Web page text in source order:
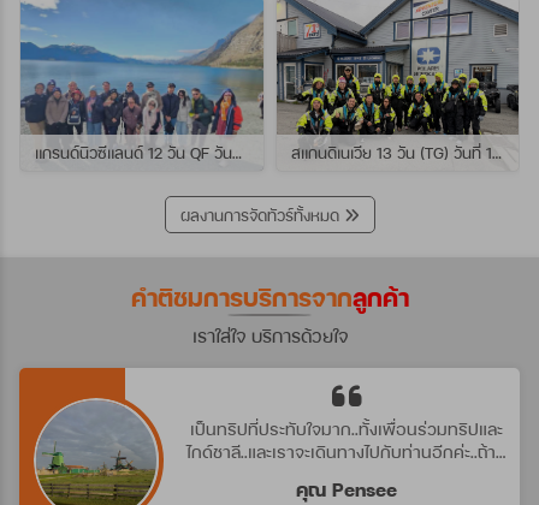
แกรนด์นิวซีแลนด์ 12 วัน QF วันที่ 22 กรกฎาคม - 3 สิงหาคม 2569 เดินทางกับไกด์พี่โจ้ สแกนดิเนเวีย 13 วัน (TG) วันที่ 10-22 กรกฏาคม 2569 เดินทางกับไกด์พี่เต้ย
ผลงานการจัดทัวร์ทั้งหมด
คำติชมการบริการจากลูกค้า
เราใส่ใจ บริการด้วยใจ
เป็นทริปที่ประทับใจมาก..ทั้งเพื่อนร่วมทริปและ
ไกด์ชาลี..และเราจะเดินทางไปกับท่านอีกค่ะ..ถ้ามี
คุณ Pensee